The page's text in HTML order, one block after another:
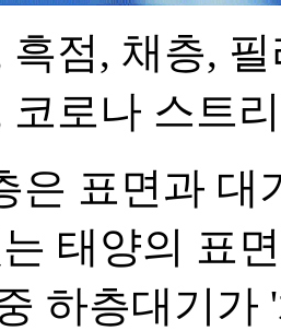
흑점, 채층,
코로나 스트
은 표면과 대
태양의 표
하층대기가